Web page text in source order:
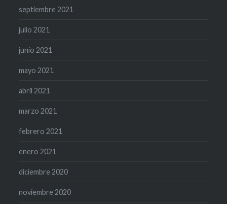
septiembre 2021
julio 2021
junio 2021
mayo 2021
abril 2021
marzo 2021
febrero 2021
enero 2021
diciembre 2020
noviembre 2020